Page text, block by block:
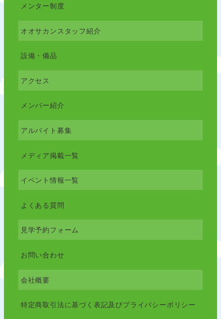
メンター制度
オオサカンスタッフ紹介
設備・備品
アクセス
メンバー紹介
アルバイト募集
メディア掲載一覧
イベント情報一覧
よくある質問
見学予約フォーム
お問い合わせ
会社概要
特定商取引法に基づく表記及びプライバシーポリシー